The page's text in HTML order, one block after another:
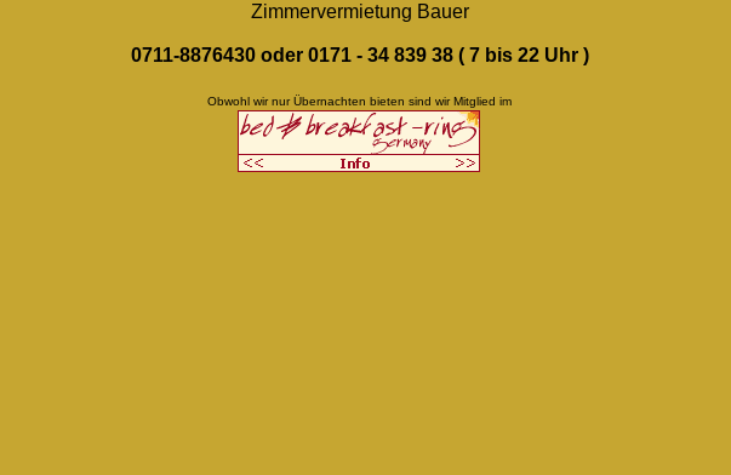
Zimmervermietung Bauer
0711-8876430 oder 0171 - 34 839 38 ( 7 bis 22 Uhr )
Obwohl wir nur Übernachten bieten sind wir Mitglied im